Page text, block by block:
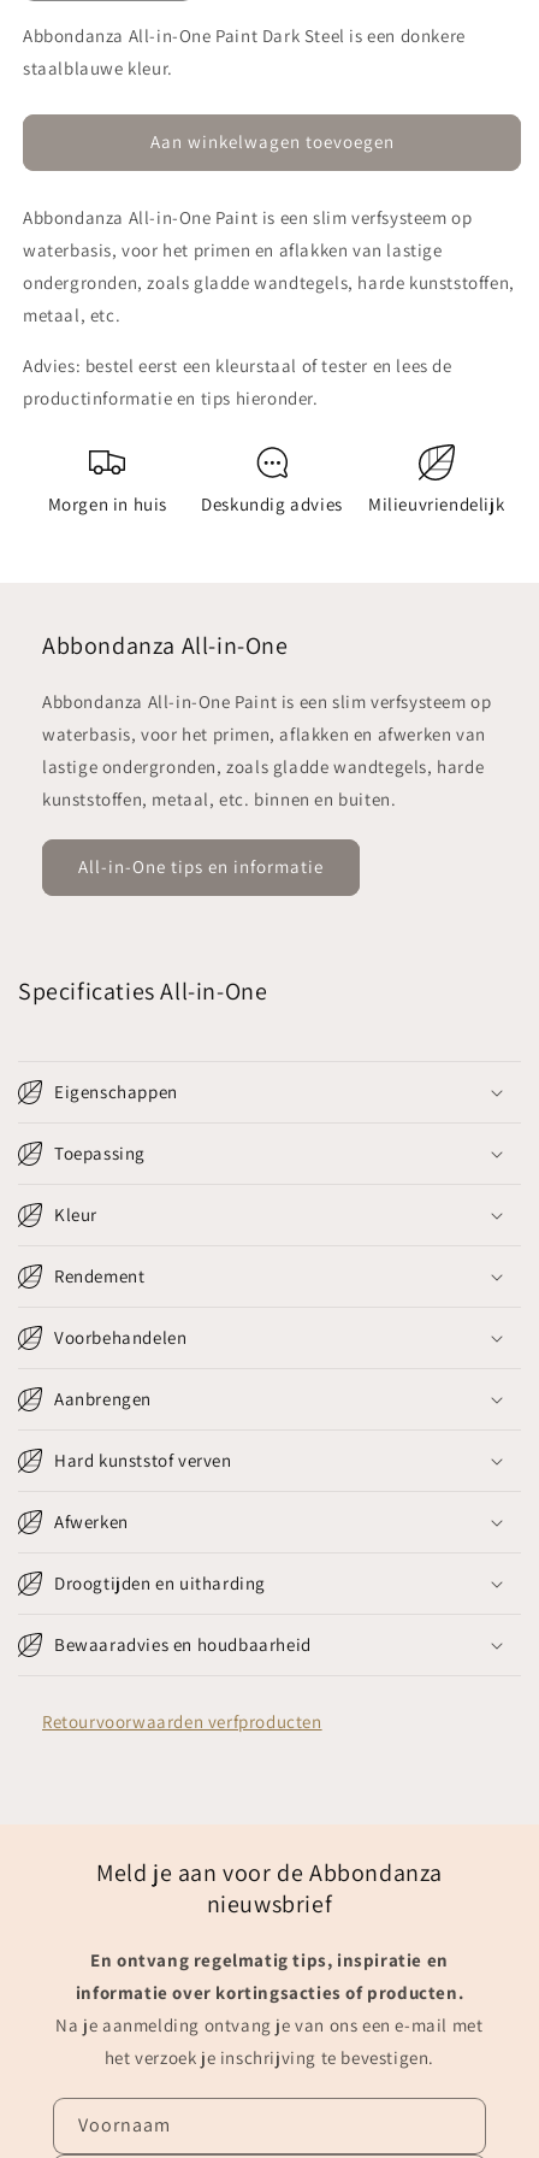
verlagen
voor
All-
in-
One
verhogen
voor
One
505
Abbondanza All-in-One Paint Dark Steel is een donkere
staalblauwe kleur.
Aan winkelwagen toevoegen
Abbondanza All-in-One Paint is een slim verfsysteem op
waterbasis, voor het primen en aflakken van lastige
ondergronden, zoals gladde wandtegels, harde kunststoffen,
metaal, etc.
Advies: bestel eerst een kleurstaal of tester en lees de
productinformatie en tips hieronder.
Morgen in huis Deskundig advies Milieuvriendelijk
Abbondanza All-in-One
Abbondanza All-in-One Paint is een slim verfsysteem op
waterbasis, voor het primen, aflakken en afwerken van
lastige ondergronden, zoals gladde wandtegels, harde
kunststoffen, metaal, etc. binnen en buiten.
All-in-One tips en informatie
Specificaties All-in-One
Eigenschappen
Toepassing
Kleur
Rendement
Voorbehandelen
Aanbrengen
Hard kunststof verven
Afwerken
Droogtijden en uitharding
Bewaaradvies en houdbaarheid
Retourvoorwaarden verfproducten
Meld je aan voor de Abbondanza
nieuwsbrief
En ontvang regelmatig tips, inspiratie en
informatie over kortingsacties of producten.
Na je aanmelding ontvang je van ons een e-mail met
het verzoek je inschrijving te bevestigen.
Voornaam